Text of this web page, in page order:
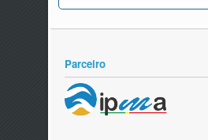
Parceiro